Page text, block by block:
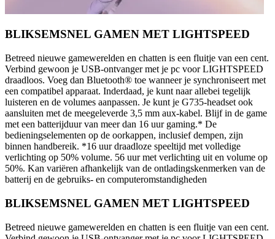
BLIKSEMSNEL GAMEN MET LIGHTSPEED
Betreed nieuwe gamewerelden en chatten is een fluitje van een cent.
Verbind gewoon je USB-ontvanger met je pc voor LIGHTSPEED
draadloos. Voeg dan Bluetooth® toe wanneer je synchroniseert met
een compatibel apparaat. Inderdaad, je kunt naar allebei tegelijk
luisteren en de volumes aanpassen. Je kunt je G735-headset ook
aansluiten met de meegeleverde 3,5 mm aux-kabel. Blijf in de game
met een batterijduur van meer dan 16 uur gaming.* De
bedieningselementen op de oorkappen, inclusief dempen, zijn
binnen handbereik. *16 uur draadloze speeltijd met volledige
verlichting op 50% volume. 56 uur met verlichting uit en volume op
50%. Kan variëren afhankelijk van de ontladingskenmerken van de
batterij en de gebruiks- en computeromstandigheden
BLIKSEMSNEL GAMEN MET LIGHTSPEED
Betreed nieuwe gamewerelden en chatten is een fluitje van een cent.